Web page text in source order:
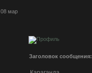
08 мар
Заголовок сообщения: